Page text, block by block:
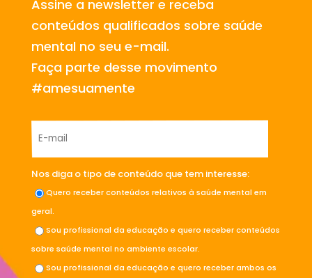
Assine a newsletter e receba
conteúdos qualificados sobre saúde
mental no seu e-mail.
Faça parte desse movimento
#amesuamente
Nos diga o tipo de conteúdo que tem interesse:
Quero receber conteúdos relativos à saúde mental em
geral.
Sou profissional da educação e quero receber conteúdos
sobre saúde mental no ambiente escolar.
Sou profissional da educação e quero receber ambos os